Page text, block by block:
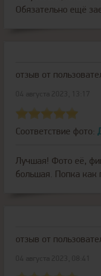
Обязательно ещё
отзыв от
Соответствие фото:
Лучшая! Фото её,
большая. Попка как
отзыв от